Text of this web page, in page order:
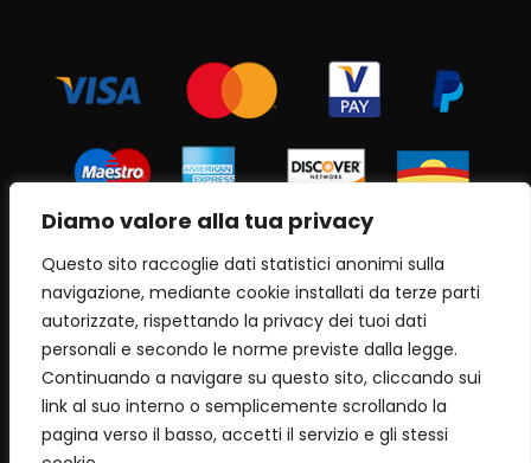
Diamo valore alla tua privacy
Questo sito raccoglie dati statistici anonimi sulla
navigazione, mediante cookie installati da terze parti
autorizzate, rispettando la privacy dei tuoi dati
personali e secondo le norme previste dalla legge.
Continuando a navigare su questo sito, cliccando sui
link al suo interno o semplicemente scrollando la
pagina verso il basso, accetti il servizio e gli stessi
Copyright 2023 Informatics World s.a.s. | All Rights